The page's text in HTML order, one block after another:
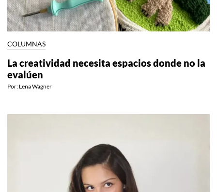
COLUMNAS
La creatividad necesita espacios donde no la
evalúen
Por: Lena Wagner